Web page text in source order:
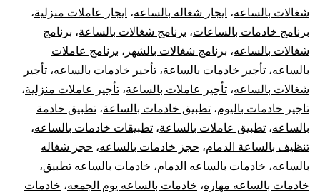
شغالات بالساعه، ايجار شغاله بالساعه، ايجار عاملات منزلية،
برنامج خادمات بالساعات، برنامج شغالات بالساعة، برنامج
شغالات بالساعه، برنامج شغالات بالشهر ، برنامج عاملات
بالساعه، تأجير خادمات بالساعة، تأجير خادمات بالساعه، تأجير
شغالات بالساعه، تأجير عاملات بالساعة، تأجير عاملات منزلية،
تاجير خادمات باليوم، تطبيق خادمات بالساعة، تطبيق خادمة
بالساعه، تطبيق عاملات بالساعة، تطبيقات خادمات بالساعه،
تنظيف بالساعة الدمام، حجز خادمات بالساعه، حجز شغاله
بالساعه، خادمات بالساعه الدمام، خادمات بالساعه تطبيق،
خادمات بالساعه مهاره، خادمات بالساعه يوم الجمعه، خادمات